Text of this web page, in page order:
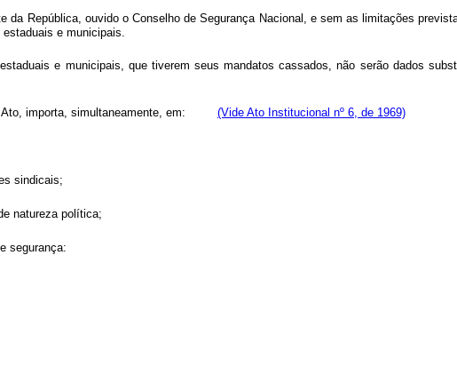
da República, ouvido o Conselho de Segurança Nacional, e sem as limitações
e municipais.
e municipais, que tiverem seus mandatos cassados, não serão dados
Ato, importa, simultaneamente, em: (Vide Ato Institucional nº 6, de 1969)
sindicais;
natureza política;
segurança: